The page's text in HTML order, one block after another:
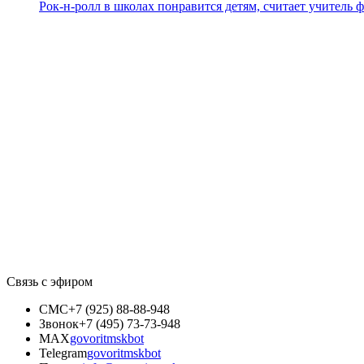
Рок-н-ролл в школах понравится детям, считает учитель
Связь с эфиром
СМС+7 (925) 88-88-948
Звонок+7 (495) 73-73-948
MAXgovoritmskbot
Telegramgovoritmskbot